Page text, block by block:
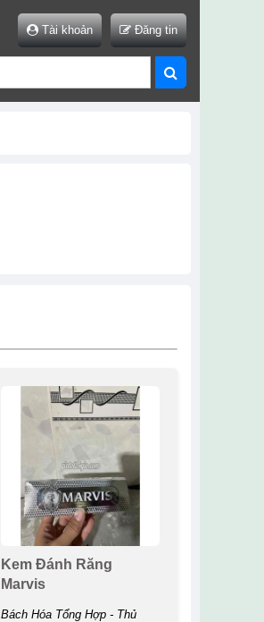
Tài khoản Đăng tin
Kem Đánh Răng
Marvis
Bách Hóa Tổng Hợp - Thủ